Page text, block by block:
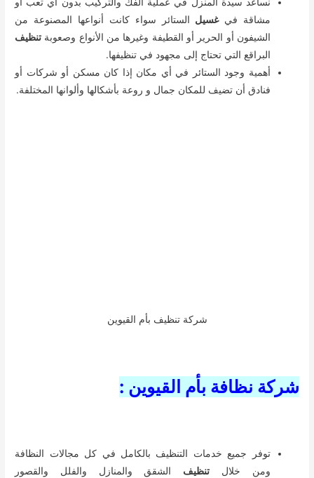
مشاقة فيغسيل الستائر سواء كانت أنواعها المصنوعة من
الشيفون أو الحرير أو القطيفة وغيرها من الأنواع وصعوبة تنظيف
البراقع التي تحتاج إلى مجهود في تنظيفها.
أهمية وجود الستائر في أي مكان إذا كان مسكن أو شركات أو
فنادق أن تضيف للمكان جمال و روعة بأشكالها وألوانها المختلفة.
شركة تنظيف بأم القيوين
شركة نظافة بأم القيوين :
توفر جميع خدمات التنظيف بالكامل في كل مجالات النظافة
ومن خلال تنظيف الشقق والمنازل والفلل والقصور